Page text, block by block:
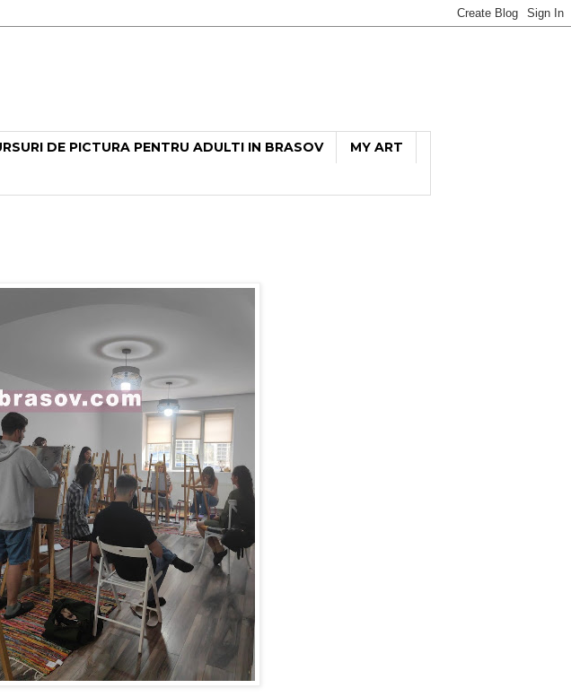
DE PICTURA PENTRU ADULTI IN BRASOV
MY ART